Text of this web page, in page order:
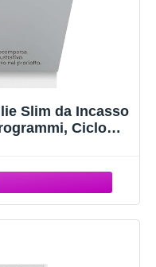
Slim da Incasso
Ciclo
1L949